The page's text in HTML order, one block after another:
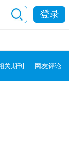
登录
关期刊 网友评论